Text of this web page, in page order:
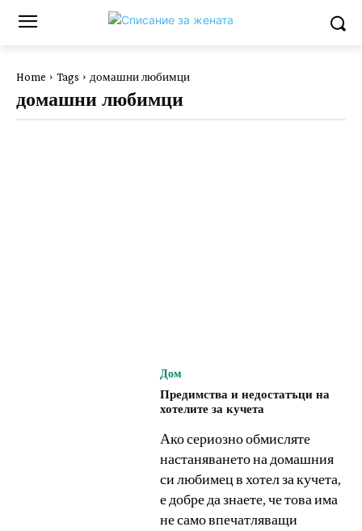
Home Tags домашни любимци
домашни любимци
Дом
Предимства и недостатъци на
хотелите за кучета
Ако сериозно обмисляте
настаняването на домашния
си любимец в хотел за кучета,
е добре да знаете, че това има
не само впечатляващи